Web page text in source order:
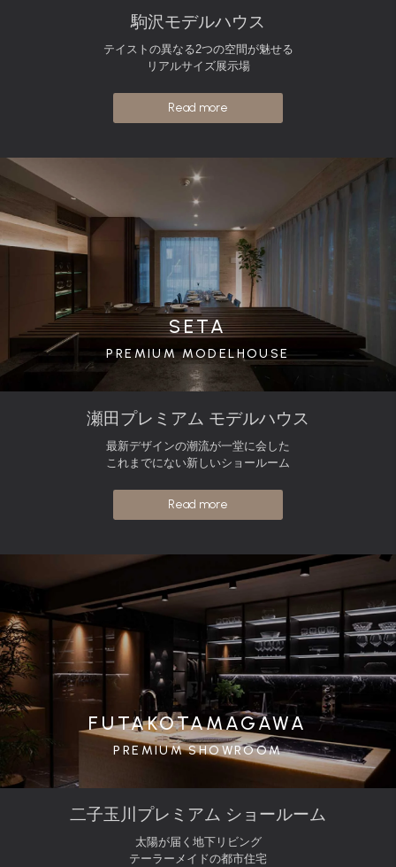
駒沢モデルハウス
テイストの異なる2つの空間が魅せる
リアルサイズ展示場
Read more
SETA
PREMIUM MODELHOUSE
瀬田プレミアム モデルハウス
最新デザインの潮流が一堂に会した
これまでにない新しいショールーム
Read more
FUTAKOTAMAGAWA
PREMIUM SHOWROOM
二子玉川プレミアム ショールーム
太陽が届く地下リビング
テーラーメイドの都市住宅